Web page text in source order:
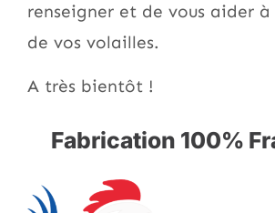
renseigner et de vous aider
de vos volailles.
A très bientôt !
Fabrication 100%